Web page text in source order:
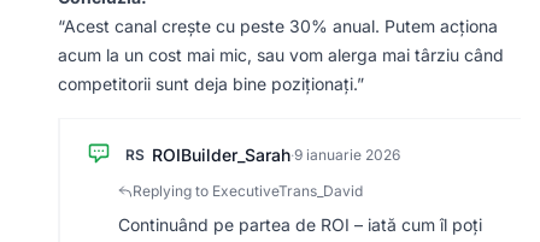
“Acest canal crește cu peste 30% anual. Putem acționa
acum la un cost mai mic, sau vom alerga mai târziu când
competitorii sunt deja bine poziționați.”
RS ROIBuilder_Sarah·9 ianuarie 2026
Replying to ExecutiveTrans_David
Continuând pe partea de ROI – iată cum îl poți